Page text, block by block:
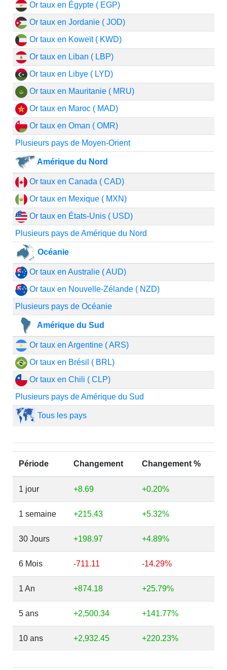
Or taux en Égypte ( EGP)
Or taux en Jordanie ( JOD)
Or taux en Koweït ( KWD)
Or taux en Liban ( LBP)
Or taux en Libye ( LYD)
Or taux en Mauritanie ( MRU)
Or taux en Maroc ( MAD)
Or taux en Oman ( OMR)
Plusieurs pays de Moyen-Orient
Amérique du Nord
Or taux en Canada ( CAD)
Or taux en Mexique ( MXN)
Or taux en États-Unis ( USD)
Plusieurs pays de Amérique du Nord
Océanie
Or taux en Australie ( AUD)
Or taux en Nouvelle-Zélande ( NZD)
Plusieurs pays de Océanie
Amérique du Sud
Or taux en Argentine ( ARS)
Or taux en Brésil ( BRL)
Or taux en Chili ( CLP)
Plusieurs pays de Amérique du Sud
Tous les pays
Période Changement Changement %
1 jour +8.69 +0.20%
1 semaine +215.43 +5.32%
30 Jours +198.97 +4.89%
6 Mois -711.11 -14.29%
1 An +874.18 +25.79%
5 ans +2,500.34 +141.77%
10 ans +2,932.45 +220.23%